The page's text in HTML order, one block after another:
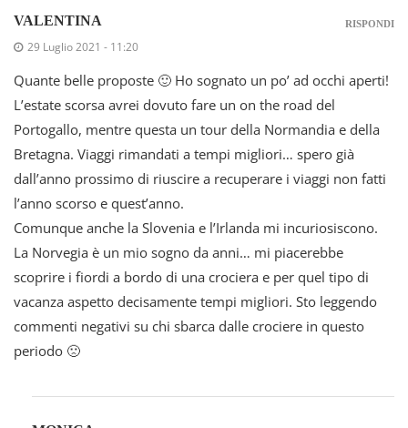
VALENTINA
29 Luglio 2021 - 11:20
Quante belle proposte 🙂 Ho sognato un po’ ad occhi aperti!
L’estate scorsa avrei dovuto fare un on the road del
Portogallo, mentre questa un tour della Normandia e della
Bretagna. Viaggi rimandati a tempi migliori… spero già
dall’anno prossimo di riuscire a recuperare i viaggi non fatti
l’anno scorso e quest’anno.
Comunque anche la Slovenia e l’Irlanda mi incuriosiscono.
La Norvegia è un mio sogno da anni… mi piacerebbe
scoprire i fiordi a bordo di una crociera e per quel tipo di
vacanza aspetto decisamente tempi migliori. Sto leggendo
commenti negativi su chi sbarca dalle crociere in questo
periodo 🙁
RISPONDI